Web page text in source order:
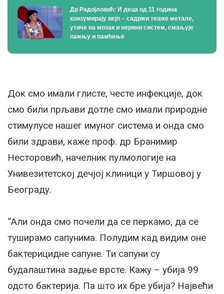
Др Радојловић: И деца од 11 година
конзумирају вејп – садржи тешке метале,
утиче на мозак и нервни систем, смањује
пажњу и памћење
Док смо имали глисте, честе инфекције, док
смо били прљави дотле смо имали природне
стимулусе нашег имуног система и онда смо
били здрави, каже проф. др Бранимир
Несторовић, начелник пулмологије на
Унивезитетској дечјој клиници у Тиршовој у
Београду.
“Али онда смо почели да се перкамо, да се
туширамо сапунима. Полудим кад видим оне
бактерицидне сапуне. Ти сапуни су
будалаштина задње врсте. Кажу – убија 99
одсто бактерија. Па што их бре убија? Највећи